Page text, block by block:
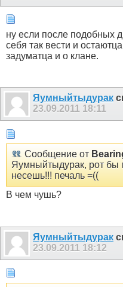
ну если после подобных
себя так вести и
задуматца и о клане.
Яумныйтыдурак
23.09.2011 18:11
Сообщение от
Яумныйтыдурак, рот бы
несешь!!! печаль =((
В чем чушь?
Яумныйтыдурак
23.09.2011 18:12